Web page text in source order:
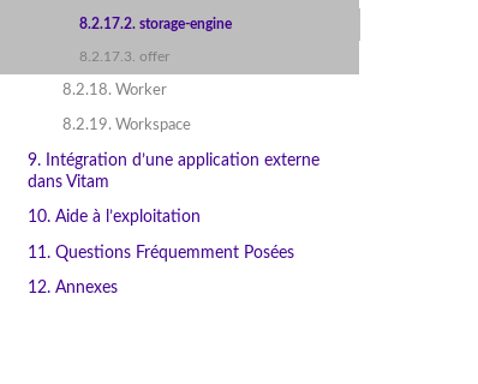
8.2.17.2. storage-engine
8.2.17.3. offer
8.2.18. Worker
8.2.19. Workspace
9. Intégration d’une application externe
dans Vitam
10. Aide à l’exploitation
11. Questions Fréquemment Posées
12. Annexes